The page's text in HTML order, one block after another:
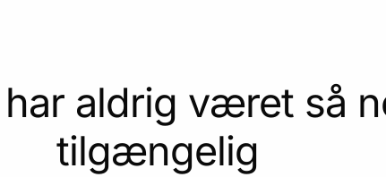
aldrig været så
tilgængelig